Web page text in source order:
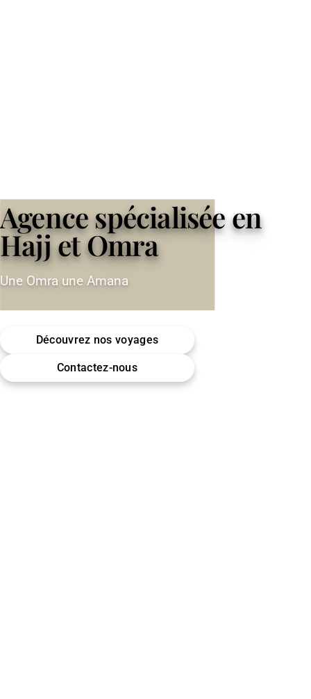
Agence spécialisée en
Hajj et Omra
Une Omra une Amana
Découvrez nos voyages
Contactez-nous
Omra (Umrah) · Hajj
Encadrement & accompagnement